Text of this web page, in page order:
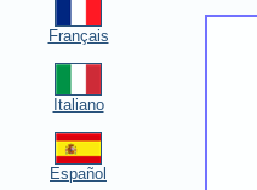
Français
Italiano
Español